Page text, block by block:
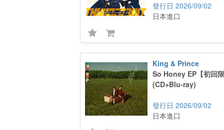
2026/09/02
日本進口
King & Prince
So Honey EP【初回
(CD+Blu-ray)
2026/09/02
日本進口